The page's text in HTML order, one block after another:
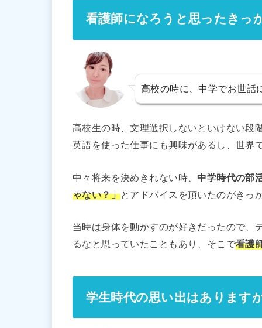
看護師になろうと思ったきっ
高校の時に、中学でお世話
高校生の時、文理選択しないといけない段
英語を使った仕事にも興味があるし、世界
中々将来を決めきれない時、 中学時代の部
ゃない？」とアドバイスを頂いたのがきっ
当時は身体を動かすのが好きだったので、
るなと思っていたこともあり、そこで看護
学生時代の思い出はあります